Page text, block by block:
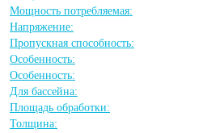
Мощность потребляемая:
Напряжение:
Пропускная способность:
Особенность:
Особенность:
Для бассейна:
Площадь обработки:
Толщина: